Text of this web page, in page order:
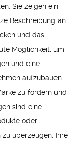
Sie zeigen ein
Beschreibung an.
und das
Möglichkeit, um
und eine
aufzubauen.
zu fördern und
sind eine
oder
überzeugen, Ihre